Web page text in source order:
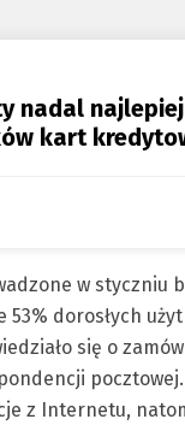
nadal
kart
w styczniu
53% dorosłych
się o
pocztowej.
z Internetu,